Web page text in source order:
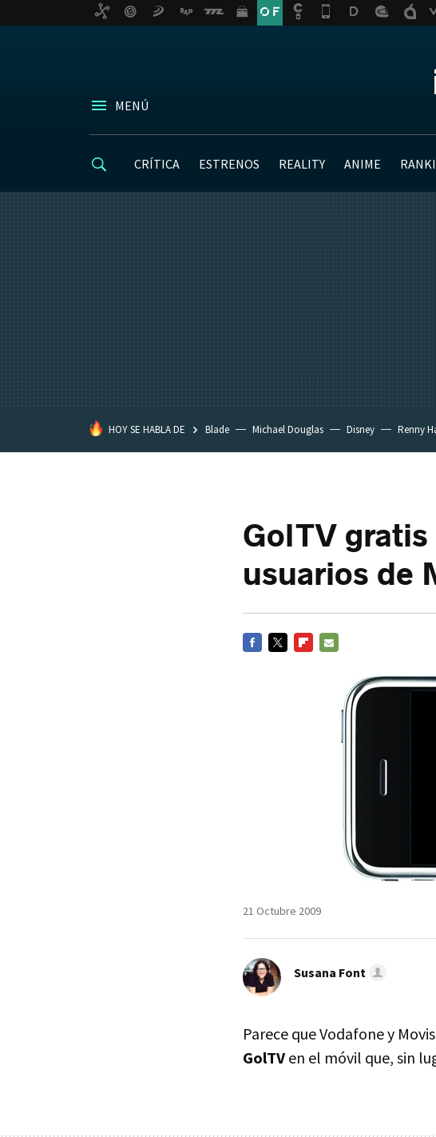
MENÚ
CRÍTICA ESTRENOS REALITY ANIME
HOY SE HABLA DE Blade Michael Douglas Disney Renny
GolTV
usuarios de
21 Octubre 2009
Susana Font
Parece que Vodafone y
GolTVen el móvil que, sin